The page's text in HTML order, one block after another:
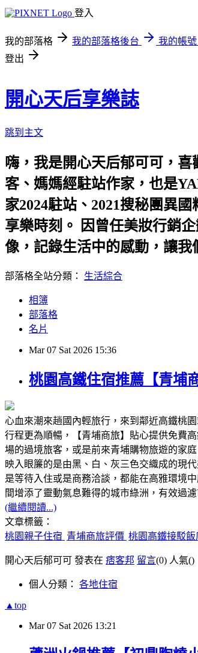
登入
我的部落格 我的部落格後台
我的帳號
登出
開心天后享樂誌
跳到主文
嗨，我是開心天后郁可可，
客、媽媽經駐站作家，也是
家2024駐站、2021搜秘團異
享樂時刻。 因曾任美妝行銷
像，記錄生活中的感動，讓我
部落格全站分類： 生活綜合
相簿
部落格
名片
Mar 07 Sat 2026 15:36
桃園高鐵住宿推薦【青埔
心血來潮來趟國內輕旅行，來到鄰近高鐵桃
行程更為順暢，【青埔商旅】貼心提供免費
場的過境旅客，或是前來青埔購物旅遊的家
映入眼簾的是由黑、白、灰三色交織成的現
是等待入住或是商務洽談，都能在高雅環境
間增添了靈動氣息難得的城市綠洲，有效過
(繼續閱讀...)
文章標籤：
桃園親子住宿 青埔商旅評價 桃園高鐵接駁飯
開心天后郁可可 發表在 痞客邦 留言(0) 人氣()
個人分類： 各地住宿
▲top
Mar 07 Sat 2026 13:21